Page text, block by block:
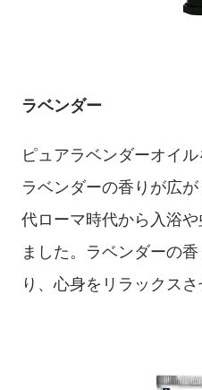
ラベンダー
ピュアラベンダーオイ
ラベンダーの香りが広
代ローマ時代から入浴
ました。ラベンダーの
り、心身をリラックス